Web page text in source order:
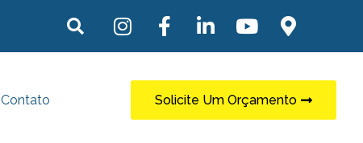
Contato Solicite Um Orçamento